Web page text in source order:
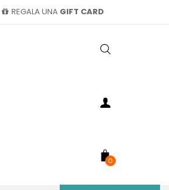
REGALA UNA GIFT CARD
0